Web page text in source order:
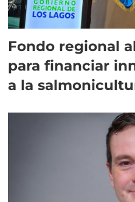
Fondo regional
para financiar
a la